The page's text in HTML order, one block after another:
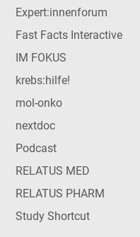
Expert:innenforum
Fast Facts Interactive
IM FOKUS
krebs:hilfe!
mol-onko
nextdoc
Podcast
RELATUS MED
RELATUS PHARM
Study Shortcut